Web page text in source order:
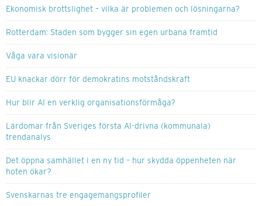
Ekonomisk brottslighet – vilka är problemen och lösningarna?
Rotterdam: Staden som bygger sin egen urbana framtid
Våga vara visionär
EU knackar dörr för demokratins motståndskraft
Hur blir AI en verklig organisationsförmåga?
Lärdomar från Sveriges första AI-drivna (kommunala)
trendanalys
Det öppna samhället i en ny tid – hur skydda öppenheten när
hoten ökar?
Svenskarnas tre engagemangsprofiler